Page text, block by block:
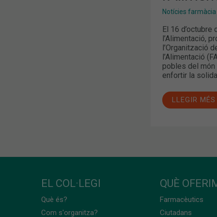
Notícies farmàcia
El 16
l’Alimentació,
l’Organització
l’Alimentació
pobles del
enfortir la
LLEGIR MÉS
EL COL·LEGI
Què és?
Com s'organitza?
QUÈ
Farmacèutics
Ciutadans